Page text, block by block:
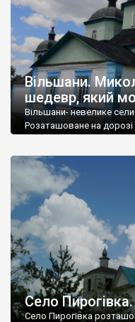
Вільшани.
шедевр, який
Вільшани- невелике
Розаташоване на дорозі
Село
Село Пирогівка